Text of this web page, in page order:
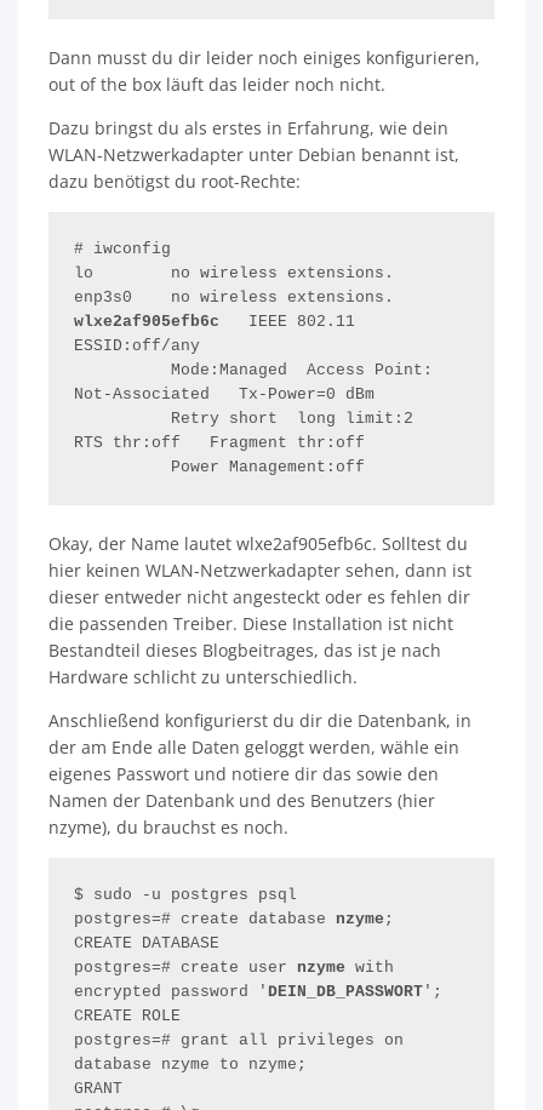
Dann musst du dir leider noch einiges konfigurieren,
out of the box läuft das leider noch nicht.
Dazu bringst du als erstes in Erfahrung, wie dein
WLAN-Netzwerkadapter unter Debian benannt ist,
dazu benötigst du root-Rechte:
# iwconfig
lo        no wireless extensions.
wlxe2af905efb6c IEEE 802.11
ESSID:off/any
Not-Associated   Tx-Power=0 dBm
RTS thr:off   Fragment thr:off
          Power Management:off
Okay, der Name lautet wlxe2af905efb6c. Solltest du
hier keinen WLAN-Netzwerkadapter sehen, dann ist
dieser entweder nicht angesteckt oder es fehlen dir
die passenden Treiber. Diese Installation ist nicht
Bestandteil dieses Blogbeitrages, das ist je nach
Hardware schlicht zu unterschiedlich.
Anschließend konfigurierst du dir die Datenbank, in
der am Ende alle Daten geloggt werden, wähle ein
eigenes Passwort und notiere dir das sowie den
Namen der Datenbank und des Benutzers (hier
nzyme), du brauchst es noch.
$ sudo -u postgres psql
postgres=# create database nzyme ;
CREATE DATABASE
postgres=# create user nzyme with
encrypted password ' DEIN_DB_PASSWORT ';
CREATE ROLE
postgres=# grant all privileges on
database nzyme to nzyme;
GRANT